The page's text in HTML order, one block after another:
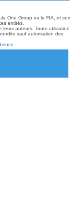
One Group ou la FIA, et son
entités.
leurs auteurs. Toute utilisation
sauf autorisation des